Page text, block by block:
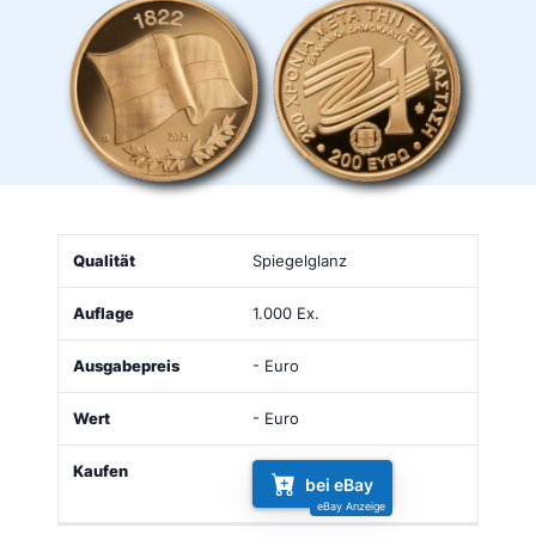
Qualität Ausgabepreis
Spiegelglanz
1.000 Ex.
- Euro
- Euro
bei eBay